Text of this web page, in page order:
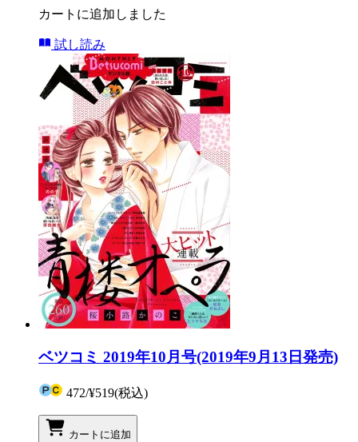
カートに追加しました
試し読み
ベツコミ 2019年10月号(2019年9月13日発売)
472/¥519(税込)
カートに追加